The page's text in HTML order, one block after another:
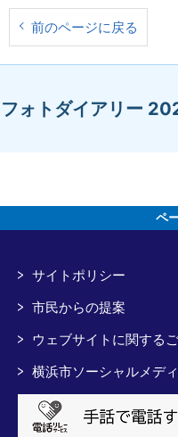
前のページに戻る
フォトダイアリー
ペ
サイトポリシー
市民からの提案
ウェブサイトに関する
横浜市ソーシャルメデ